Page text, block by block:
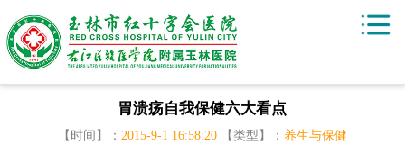
胃溃疡自我保健六大看点
【时间】： 2015-9-1 16:58:20 【类型】： 养生与保健